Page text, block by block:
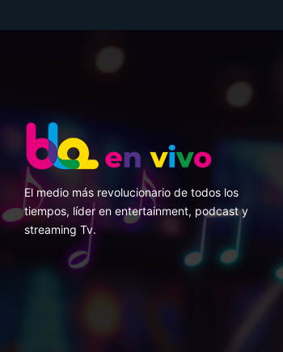
El medio más revolucionario de todos los
tiempos, líder en entertainment, podcast y
streaming Tv.